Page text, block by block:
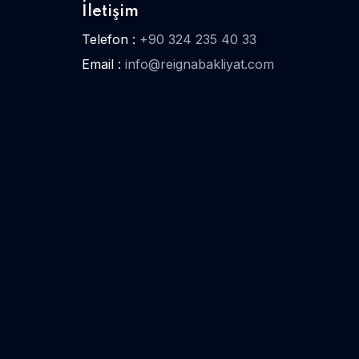
İletişim
Telefon : +90 324 235 40 33
Email : info@reignabakliyat.com